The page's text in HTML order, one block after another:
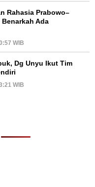
Rahasia Prabowo–
Benarkah Ada
WIB
Dg Unyu Ikut Tim
WIB